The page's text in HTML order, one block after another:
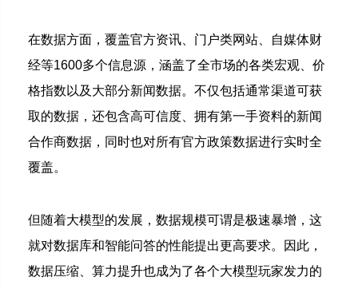
在数据方面，覆盖官方资讯、门户类网站、自媒体财
经等1600多个信息源，涵盖了全市场的各类宏观、价
格指数以及大部分新闻数据。 不仅包括通常渠道可获
取的数据，还包含高可信度、拥有第一手资料的新闻
合作商数据，同时也对所有官方政策数据进行实时全
覆盖。
但随着大模型的发展，数据规模可谓是极速暴增，这
就对数据库和智能问答的性能提出更高要求。
因此，
数据压缩、算力提升也成为了各个大模型玩家发力的